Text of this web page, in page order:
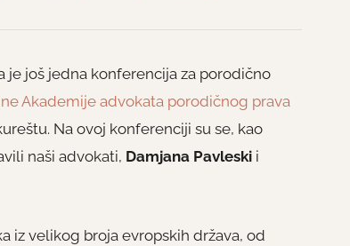
je još jedna konferencija za porodično
Akademije advokata porodičnog prava
Na ovoj konferenciji su se, kao
naši advokati, Damjana Pavleski i
iz velikog broja evropskih država, od